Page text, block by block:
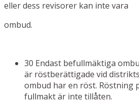
eller dess revisorer kan inte vara
ombud.
30 Endast befullmäktiga
är röstberättigade vid
ombud har en röst. Röstning
fullmakt är inte tillåten.